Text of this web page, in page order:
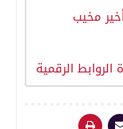
مخيب
الرقمية